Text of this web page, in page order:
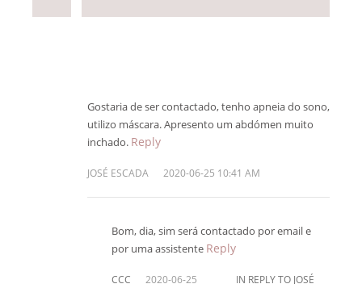
Gostaria de ser contactado, tenho apneia do sono,
utilizo máscara. Apresento um abdómen muito
inchado. Reply
JOSÉ ESCADA 2020-06-25 10:41 AM
Bom, dia, sim será contactado por email e
por uma assistente Reply
CCC 2020-06-25 IN REPLY TO JOSÉ